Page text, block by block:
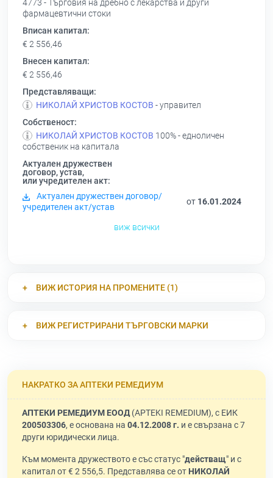
4773 - Търговия на дребно с лекарства и други
фармацевтични стоки
Вписан капитал:
€ 2 556,46
Внесен капитал:
€ 2 556,46
Представляващи:
НИКОЛАЙ ХРИСТОВ КОСТОВ - управител
Собственост:
НИКОЛАЙ ХРИСТОВ КОСТОВ 100% - едноличен
собственик на капитала
Актуален дружествен
договор, устав,
или учредителен акт:
Актуален дружествен договор/
учредителен акт/устав
от 16.01.2024
виж всички
ВИЖ ИСТОРИЯ НА ПРОМЕНИТЕ (1)
ВИЖ РЕГИСТРИРАНИ ТЪРГОВСКИ МАРКИ
НАКРАТКО ЗА АПТЕКИ РЕМЕДИУМ
АПТЕКИ РЕМЕДИУМ ЕООД(APTEKI REMEDIUM), с ЕИК
200503306, е основана на 04.12.2008 г. и е свързана с 7
други юридически лица.
Към момента дружеството е със статус "действащ" и с
капитал от € 2 556,5. Представлява се от НИКОЛАЙ